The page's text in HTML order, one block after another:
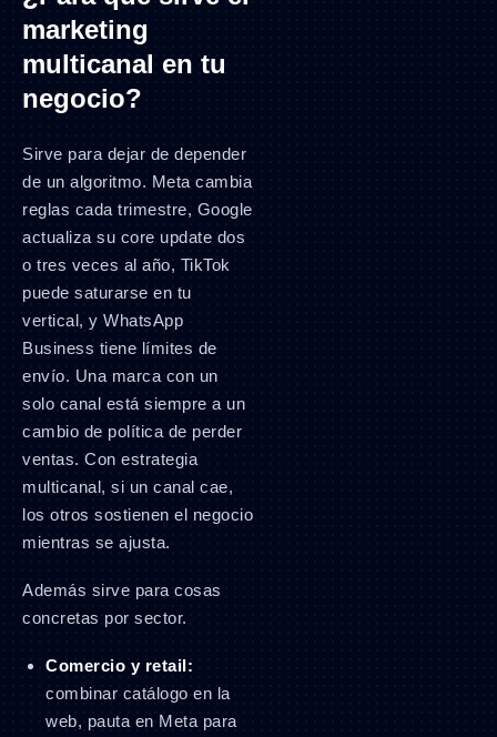
marketing
multicanal en tu
negocio?
Sirve para dejar de depender
de un algoritmo. Meta cambia
reglas cada trimestre, Google
actualiza su core update dos
o tres veces al año, TikTok
puede saturarse en tu
vertical, y WhatsApp
Business tiene límites de
envío. Una marca con un
solo canal está siempre a un
cambio de política de perder
ventas. Con estrategia
multicanal, si un canal cae,
los otros sostienen el negocio
mientras se ajusta.
Además sirve para cosas
concretas por sector.
Comercio y retail:
combinar catálogo en la
web, pauta en Meta para